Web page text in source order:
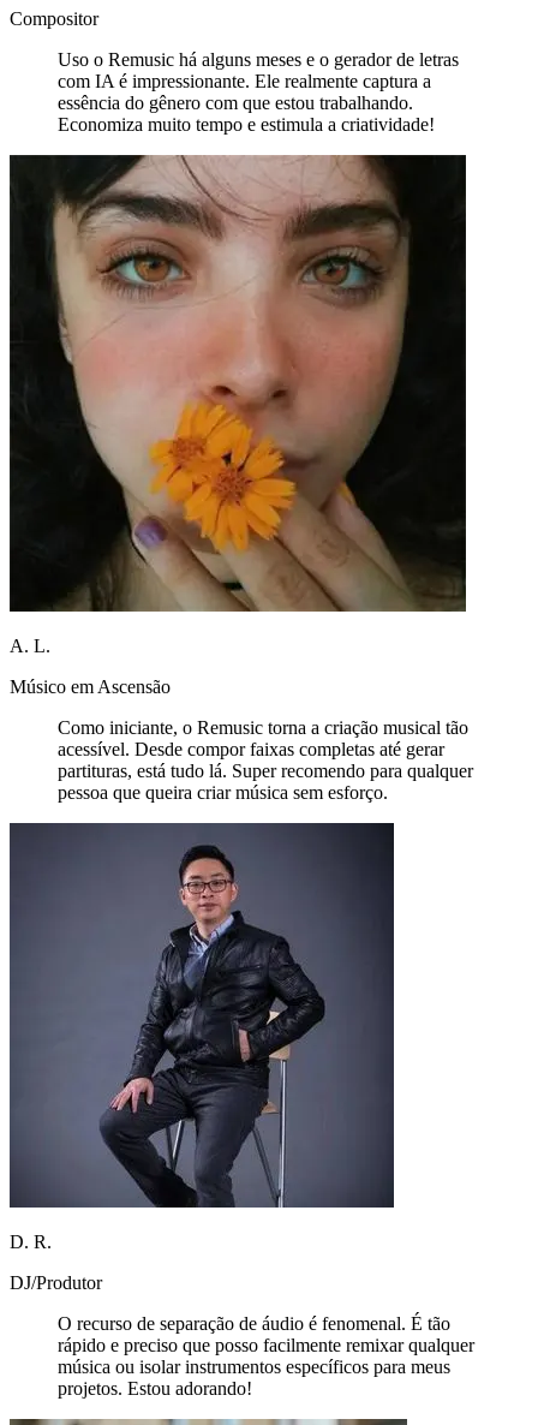
Compositor
Uso o Remusic há alguns meses e o gerador de letras
com IA é impressionante. Ele realmente captura a
essência do gênero com que estou trabalhando.
Economiza muito tempo e estimula a criatividade!
A. L.
Músico em Ascensão
Como iniciante, o Remusic torna a criação musical tão
acessível. Desde compor faixas completas até gerar
partituras, está tudo lá. Super recomendo para qualquer
pessoa que queira criar música sem esforço.
D. R.
DJ/Produtor
O recurso de separação de áudio é fenomenal. É tão
rápido e preciso que posso facilmente remixar qualquer
música ou isolar instrumentos específicos para meus
projetos. Estou adorando!